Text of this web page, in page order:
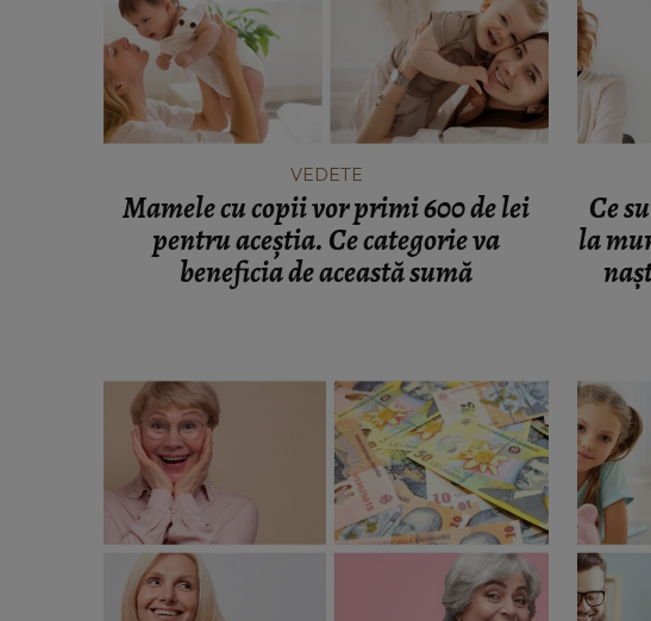
VEDETE
Mamele cu copii vor primi 600 de lei
pentru aceștia. Ce categorie va
beneficia de această sumă
Ce
la
VEDETE
Cu câți bani a rămas Oana Lis să
cumpere mâncare pentru ea și soțul ei,
Viorel: „Abia mâine luăm pensia.”